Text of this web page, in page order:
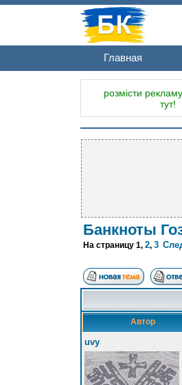
Главная
розмісти
тут!
Банкноты
На страницу 1, 2, 3
Автор
uvy